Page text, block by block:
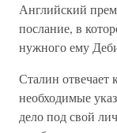
Английский
послание, в
нужного ему
Сталин отвечает
необходимые
дело под свой